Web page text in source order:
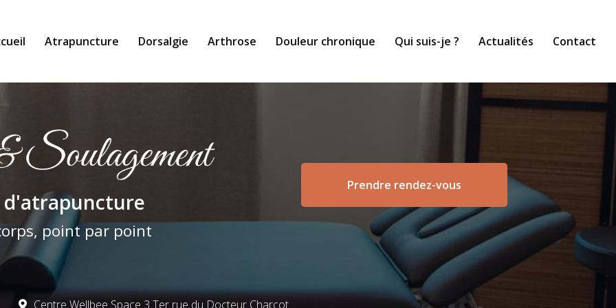
Atrapuncture Dorsalgie Arthrose Douleur chronique Qui suis-je ? Actualités Contact
d'atrapuncture
point par point
Prendre rendez-vous
Centre Wellbee Space 3 Ter rue du Docteur Charcot